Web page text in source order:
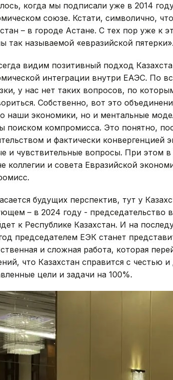
когда мы подписали уже в 2014
союзе. Кстати, символично,
– в городе Астане. С тех пор уже к
так называемой «евразийской пятерки».
видим позитивный подход
интеграции внутри ЕАЭС. По
у нас нет таких вопросов, по
Собственно, вот это
наши экономики, но и ментальные
поиском компромисса. Это понятно,
и фактически конвергенцией
и чувствительные вопросы. При этом
коллегии и совета Евразийской
будущих перспектив, тут у
– в 2024 году - председательство
к Республике Казахстан. И на
председателем ЕЭК станет
и сложная работа, которая
что Казахстан справится с честью
цели и задачи на 100%.